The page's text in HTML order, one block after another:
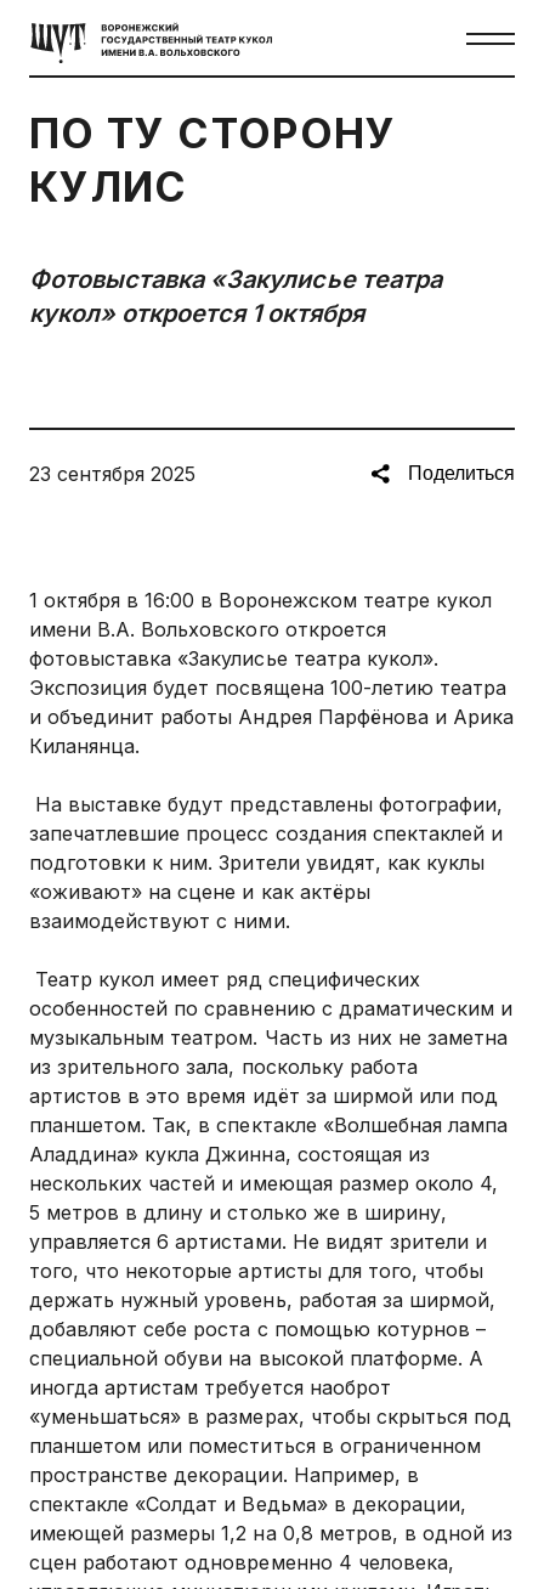
ПО ТУ СТОРОНУ
КУЛИС
Фотовыставка «Закулисье театра
кукол» откроется 1 октября
23 сентября 2025 Поделиться
1 октября в 16:00 в Воронежском театре кукол
имени В.А. Вольховского откроется
фотовыставка «Закулисье театра кукол».
Экспозиция будет посвящена 100-летию театра
и объединит работы Андрея Парфёнова и Арика
Киланянца.
На выставке будут представлены фотографии,
запечатлевшие процесс создания спектаклей и
подготовки к ним. Зрители увидят, как куклы
«оживают» на сцене и как актёры
взаимодействуют с ними.
Театр кукол имеет ряд специфических
особенностей по сравнению с драматическим и
музыкальным театром. Часть из них не заметна
из зрительного зала, поскольку работа
артистов в это время идёт за ширмой или под
планшетом. Так, в спектакле «Волшебная лампа
Аладдина» кукла Джинна, состоящая из
нескольких частей и имеющая размер около 4,
5 метров в длину и столько же в ширину,
управляется 6 артистами. Не видят зрители и
того, что некоторые артисты для того, чтобы
держать нужный уровень, работая за ширмой,
добавляют себе роста с помощью котурнов –
специальной обуви на высокой платформе. А
иногда артистам требуется наоброт
«уменьшаться» в размерах, чтобы скрыться под
планшетом или поместиться в ограниченном
пространстве декорации. Например, в
спектакле «Солдат и Ведьма» в декорации,
имеющей размеры 1,2 на 0,8 метров, в одной из
сцен работают одновременно 4 человека,